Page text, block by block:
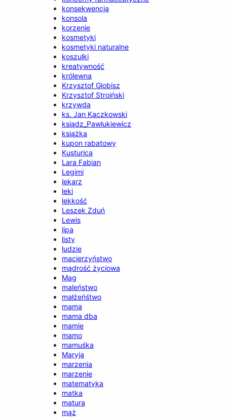
konsekwencja
konsola
korzenie
kosmetyki
kosmetyki naturalne
koszulki
kreatywność
królewna
Krzysztof Globisz
Krzysztof Stroiński
krzywda
ks. Jan Kaczkowski
ksiądz_Pawlukiewicz
książka
kupon rabatowy
Kusturica
Lara Fabian
Legimi
lekarz
leki
lekkość
Leszek Zduń
Lewis
lipa
listy
ludzie
macierzyństwo
mądrość życiowa
Mag
maleństwo
małżeńśtwo
mama
mama dba
mamie
mamo
mamuśka
Maryja
marzenia
marzenie
matematyka
matka
matura
mąż